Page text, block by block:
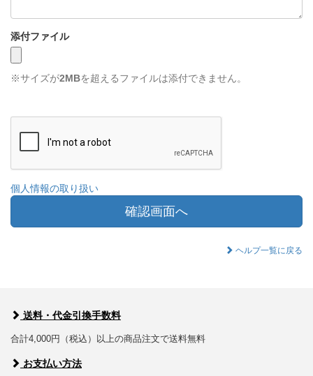
添付ファイル
※サイズが2MBを超えるファイルは添付できません。
個人情報の取り扱い
確認画面へ
ヘルプ一覧に戻る
送料・代金引換手数料
合計4,000円（税込）以上の商品注文で送料無料
お支払い方法